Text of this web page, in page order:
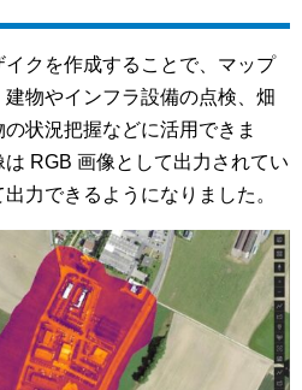
クを作成することで、マップ
建物やインフラ設備の点検、畑
状況把握などに活用できま
RGB 画像として出力されてい
力できるようになりました。